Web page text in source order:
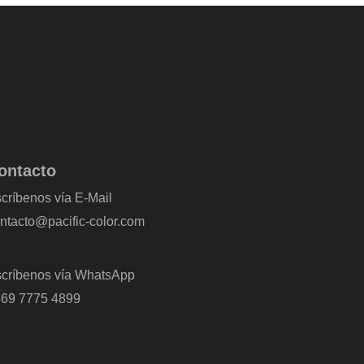
vía E-Mail
color.com
vía WhatsApp
7775 4899